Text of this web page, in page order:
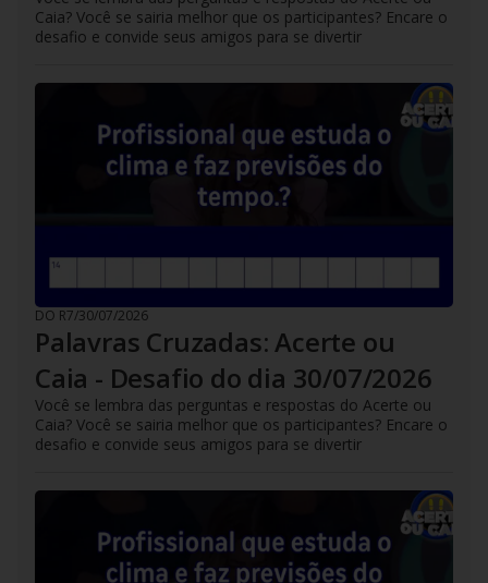
Caia? Você se sairia melhor que os participantes? Encare o
desafio e convide seus amigos para se divertir
DO R7/30/07/2026
Palavras Cruzadas: Acerte ou
Caia - Desafio do dia 30/07/2026
Você se lembra das perguntas e respostas do Acerte ou
Caia? Você se sairia melhor que os participantes? Encare o
desafio e convide seus amigos para se divertir